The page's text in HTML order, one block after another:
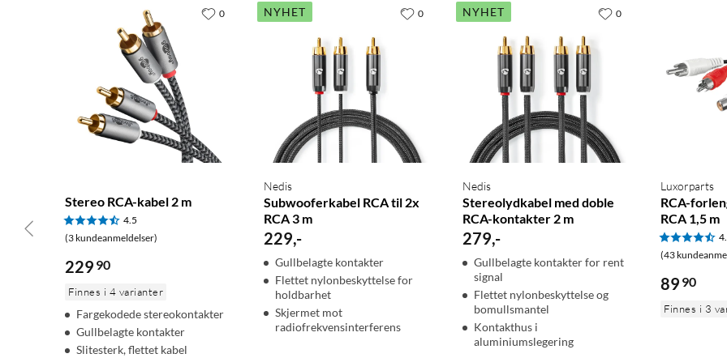
Stereo RCA-kabel 2 m
4.5
(3 kundeanmeldelser)
229 90
Finnes i 4 varianter
Fargekodede stereokontakter
Gullbelagte kontakter
Slitesterk, flettet kabel
0 NYHET
Nedis
Subwooferkabel RCA til 2x
RCA 3 m
229,-
Gullbelagte kontakter
Flettet nylonbeskyttelse for
holdbarhet
Skjermet mot
radiofrekvensinterferens
0 NYHET
Nedis
Stereolydkabel med doble
RCA-kontakter 2 m
279,-
Gullbelagte kontakter for rent
signal
Flettet nylonbeskyttelse og
bomullsmantel
Kontakthus i
aluminiumslegering
0
Luxorparts
RCA-
RCA 1,5 m
(43
89 90
Finnes i 3